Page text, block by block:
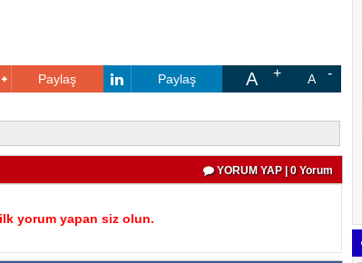
Paylaş Paylaş A A
YORUM YAP | 0 Yorum
yorum yapan siz olun.